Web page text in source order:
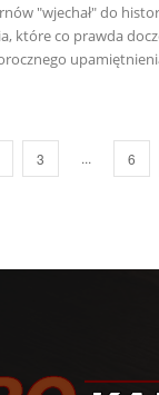
"wjechał" do
które co prawda
3 ... 6